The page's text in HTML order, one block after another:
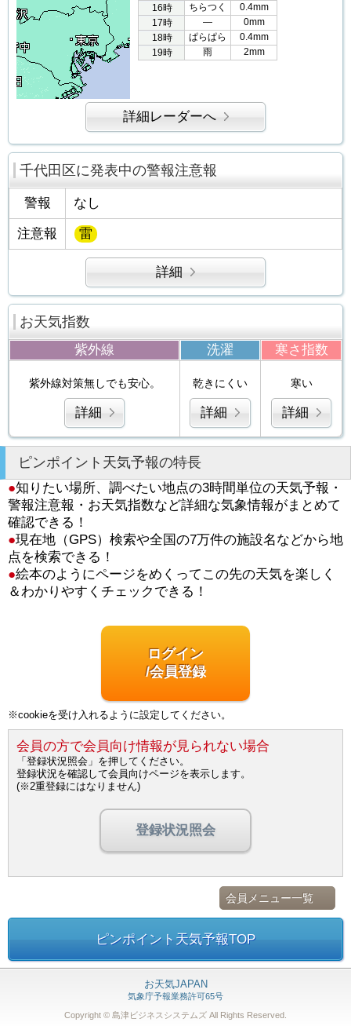
16時
ちらつく
0.4mm
17時
―
0mm
18時
ぱらぱら
0.4mm
19時
雨 2mm
詳細レーダーへ
千代田区に発表中の警報注意報
警報 なし
注意報 雷
詳細
お天気指数
紫外線 洗濯 寒さ指数
紫外線対策無しでも安心。
詳細
乾きにくい
詳細
寒い
詳細
ピンポイント天気予報の特長
●知りたい場所、調べたい地点の3時間単位の天気予報・
警報注意報・お天気指数など詳細な気象情報がまとめて
確認できる！
●現在地（GPS）検索や全国の7万件の施設名などから地
点を検索できる！
●絵本のようにページをめくってこの先の天気を楽しく
＆わかりやすくチェックできる！
ログイン
/会員登録
※cookieを受け入れるように設定してください。
会員の方で会員向け情報が見られない場合
「登録状況照会」を押してください。
登録状況を確認して会員向けページを表示します。
(※2重登録にはなりません)
登録状況照会
会員メニュー一覧
ピンポイント天気予報TOP
お天気JAPAN
気象庁予報業務許可65号
Copyright © 島津ビジネスシステムズ All Rights Reserved.